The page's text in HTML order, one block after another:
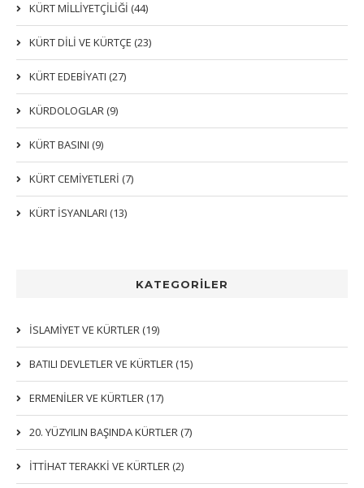
KATEGORİLER
İSLAMIYET VE KÜRTLER (19)
BATILI DEVLETLER VE KÜRTLER (15)
ERMENİLER VE KÜRTLER (17)
20. YÜZYILIN BAŞINDA KÜRTLER (7)
İTTIHAT TERAKKI VE KÜRTLER (2)
KÜRT MİLLİYETÇİLİĞİ (44)
KÜRT DİLİ VE KÜRTÇE (23)
KÜRT EDEBİYATI (27)
KÜRDOLOGLAR (9)
KÜRT BASINI (9)
KÜRT CEMİYETLERİ (7)
KÜRT İSYANLARI (13)